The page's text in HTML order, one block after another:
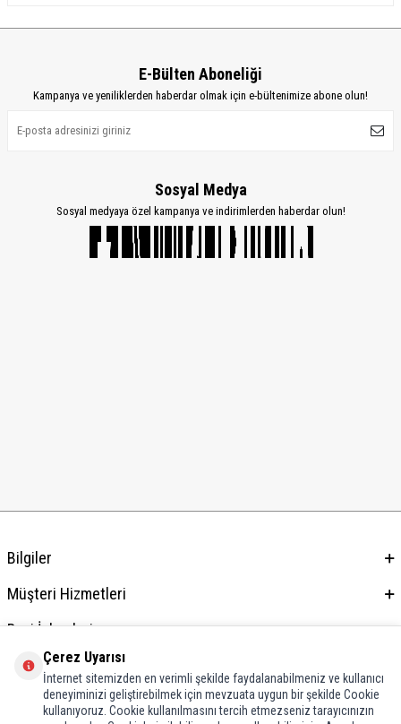
E-Bülten Aboneliği
Kampanya ve yeniliklerden haberdar olmak için e-bültenimize abone olun!
Sosyal Medya
Sosyal medyaya özel kampanya ve indirimlerden haberdar olun!
Bilgiler
Müşteri Hizmetleri
Bayi İşlemleri
Adres & İletişim
Çerez Uyarısı
İnternet sitemizden en verimli şekilde faydalanabilmeniz ve kullanıcı
deneyiminizi geliştirebilmek için mevzuata uygun bir şekilde Cookie
kullanıyoruz. Cookie kullanılmasını tercih etmezseniz tarayıcınızın